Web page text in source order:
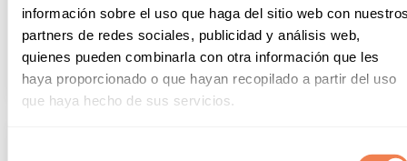
información sobre el uso que haga del sitio web con
partners de redes sociales, publicidad y análisis web,
quienes pueden combinarla con otra información que les
haya proporcionado o que hayan recopilado a partir del uso
que haya hecho de sus servicios.